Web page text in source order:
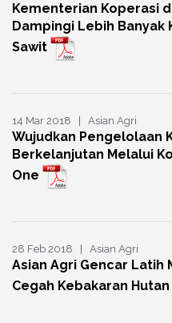
Kementerian Koperasi
Dampingi Lebih
Sawit
14 Mar 2018 | Asian Agri
Wujudkan Pengelolaan
Berkelanjutan Melalui
One
28 Feb 2018 | Asian Agri
Asian Agri Gencar Latih
Cegah Kebakaran